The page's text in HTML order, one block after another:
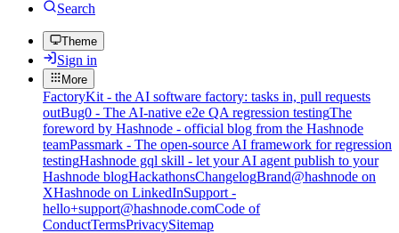
Search
Theme
Sign in
More
FactoryKit - the AI software factory: tasks in, pull requests
outBug0 - The AI-native e2e QA regression testingThe
foreword by Hashnode - official blog from the Hashnode
teamPassmark - The open-source AI framework for regression
testingHashnode gql skill - let your AI agent publish to your
Hashnode blogHackathonsChangelogBrand@hashnode on
XHashnode on LinkedInSupport -
hello+support@hashnode.comCode of
ConductTermsPrivacySitemap